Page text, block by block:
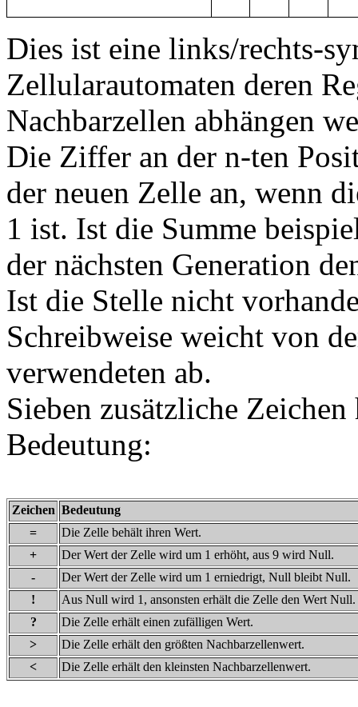
Dies ist eine links/rechts-
Zellularautomaten deren
Nachbarzellen abhängen
Die Ziffer an der n-ten
der neuen Zelle an, wenn
1 ist. Ist die Summe
der nächsten Generation
Ist die Stelle nicht
Schreibweise weicht von
verwendeten ab.
Sieben zusätzliche
Bedeutung:
Zeichen Bedeutung
=
Die Zelle behält ihren Wert.
+
Der Wert der Zelle wird um 1 erhöht, aus 9 wird Null.
-
Der Wert der Zelle wird um 1 erniedrigt, Null bleibt Null.
!
Aus Null wird 1, ansonsten erhält die Zelle den Wert Null.
?
Die Zelle erhält einen zufälligen Wert.
>
Die Zelle erhält den größten Nachbarzellenwert.
<
Die Zelle erhält den kleinsten Nachbarzellenwert.